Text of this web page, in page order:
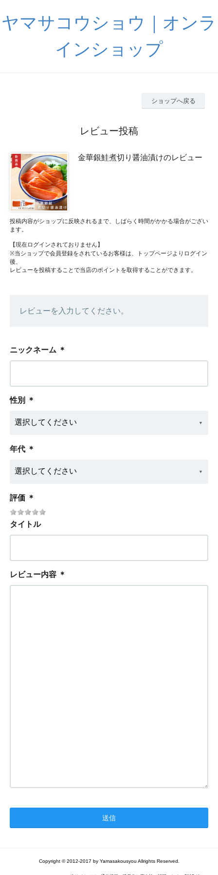
ヤマサコウショウ｜オンラ
インショップ
ショップへ戻る
レビュー投稿
金華銀鮭煮切り醤油漬けのレビュー
投稿内容がショップに反映されるまで、しばらく時間がかかる場合がござい
ます。
【現在ログインされておりません】
※当ショップで会員登録をされているお客様は、トップページよりログイン
後、
レビューを投稿することで当店のポイントを取得することができます。
レビューを入力してください。
ニックネーム ＊
性別 ＊
年代 ＊
評価 ＊
タイトル
レビュー内容 ＊
Copyright © 2012-2017 by Yamasakousyou Allrights Reserved.